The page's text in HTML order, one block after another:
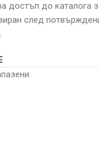
достъп до каталога
след